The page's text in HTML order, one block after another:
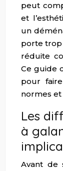
peut
et
un
porte trop
réduite
Ce guide
pour
normes et
Les
à
Avant de